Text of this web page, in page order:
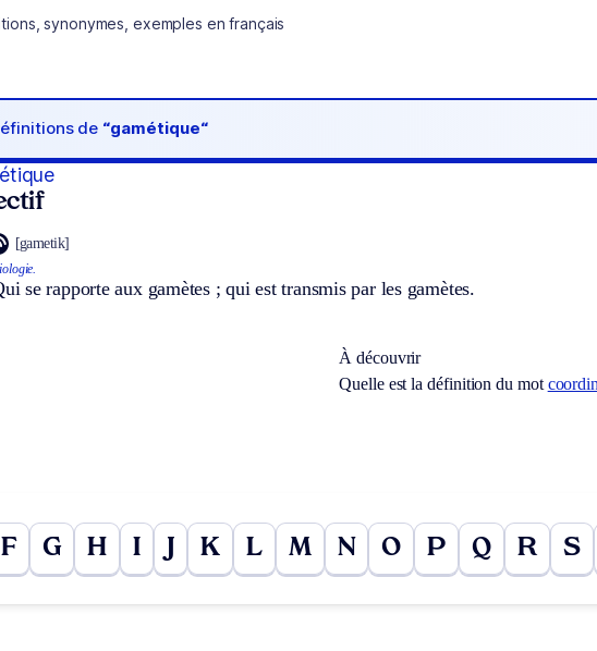
synonymes, exemples en français
de “gamétique“
[gametik]
se rapporte aux gamètes ; qui est transmis par les gamètes.
À découvrir
Quelle est la définition du mot
F G H I K L M N O P Q R S